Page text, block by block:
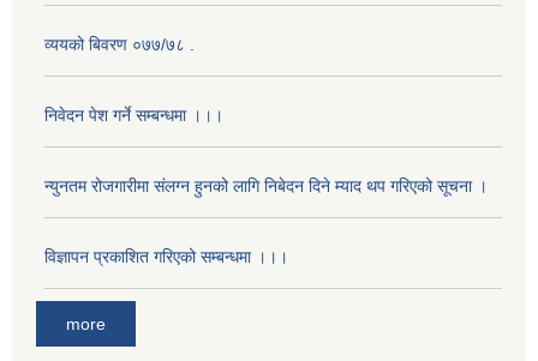
व्ययको बिवरण ०७७/७८ .
निवेदन पेश गर्ने सम्बन्धमा ।।।
न्युनतम रोजगारीमा संलग्न हुनको लागि निबेदन दिने म्याद थप गरिएको सूचना ।
विज्ञापन प्रकाशित गरिएको सम्बन्धमा ।।।
more